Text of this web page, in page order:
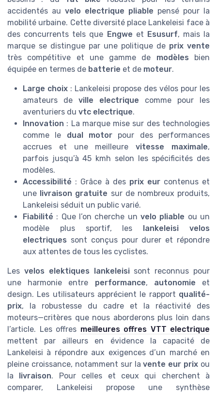
accidentés au velo electrique pliable pensé pour la
mobilité urbaine. Cette diversité place Lankeleisi face à
des concurrents tels que Engwe et Esusurf, mais la
marque se distingue par une politique de prix vente
très compétitive et une gamme de modèles bien
équipée en termes de batterie et de moteur.
Large choix : Lankeleisi propose des vélos pour les
amateurs de ville electrique comme pour les
aventuriers du vtc electrique.
Innovation : La marque mise sur des technologies
comme le dual motor pour des performances
accrues et une meilleurevitesse maximale,
parfois jusqu’à 45 kmh selon les spécificités des
modèles.
Accessibilité : Grâce à des prix eur contenus et
une livraison gratuite sur de nombreux produits,
Lankeleisi séduit un public varié.
Fiabilité : Que l’on cherche un velo pliable ou un
modèle plus sportif, les
lankeleisi velos
electriques sont conçus pour durer et répondre
aux attentes de tous les cyclistes.
Les velos elektiques lankeleisisont reconnus pour
une harmonie entre performance, autonomie et
design. Les utilisateurs apprécient le rapport qualité-
prix, la robustesse du cadre et la réactivité des
moteurs—critères que nous aborderons plus loin dans
l’article. Les offres meilleures offres VTT electrique
mettent par ailleurs en évidence la capacité de
Lankeleisi à répondre aux exigences d’un marché en
pleine croissance, notamment sur lavente eur prix ou
la
livraison. Pour celles et ceux qui cherchent à
comparer, Lankeleisi propose une synthèse